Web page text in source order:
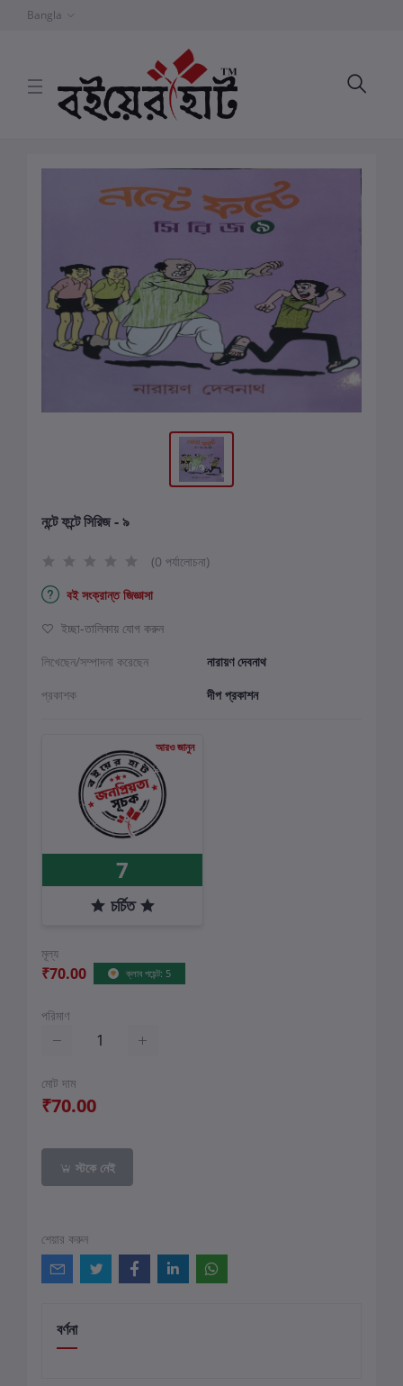
Bangla
নন্টে ফন্টে সিরিজ - ৯
(0 পর্যালোচনা)
বই সংক্রান্ত জিজ্ঞাসা
ইচ্ছা-তালিকায় যোগ করুন
লিখেছেন/সম্পাদনা করেছেন
নারায়ণ দেবনাথ
প্রকাশক
দীপ প্রকাশন
আরও জানুন
7
চর্চিত
মূল্য
₹70.00 ক্লাব পয়েন্ট: 5
পরিমাণ
মোট দাম
₹70.00
স্টকে নেই
শেয়ার করুন
বর্ণনা